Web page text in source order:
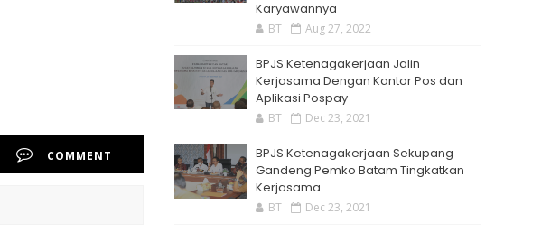
COMMENT
Karyawannya
BT Aug 27, 2022
BPJS Ketenagakerjaan Jalin
Kerjasama Dengan Kantor Pos dan
Aplikasi Pospay
BT Dec 23, 2021
BPJS Ketenagakerjaan Sekupang
Gandeng Pemko Batam Tingkatkan
Kerjasama
BT Dec 23, 2021